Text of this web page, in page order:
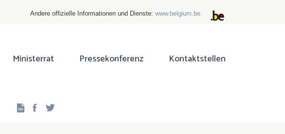
Andere offizielle Informationen und Dienste: www.belgium.be
Ministerrat Pressekonferenz Kontaktstellen
Facebook